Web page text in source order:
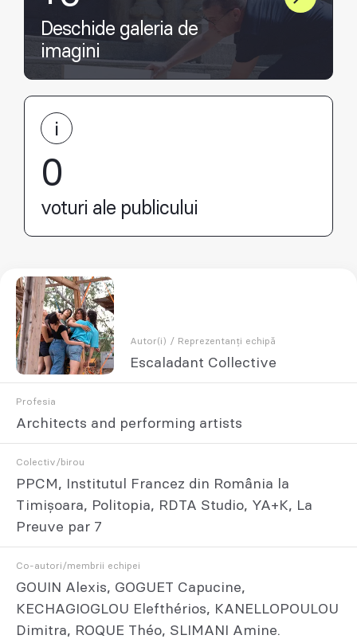
Deschide galeria de
imagini
0
voturi ale publicului
Autor(i) / Reprezentanți echipă
Escaladant Collective
Profesia
Architects and performing artists
Colectiv/birou
PPCM, Institutul Francez din România la
Timișoara, Politopia, RDTA Studio, YA+K, La
Preuve par 7
Co-autori/membrii echipei
GOUIN Alexis, GOGUET Capucine,
KECHAGIOGLOU Elefthérios, KANELLOPOULOU
Dimitra, ROQUE Théo, SLIMANI Amine.